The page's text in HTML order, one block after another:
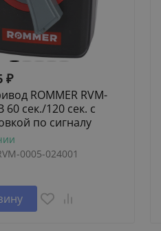
₽
ROMMER RVM-
60 сек./120 сек. c
по сигналу
0005-024001